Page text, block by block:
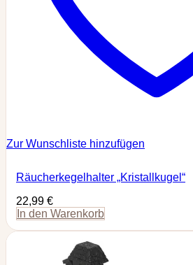
Zur Wunschliste hinzufügen
Räucherkegelhalter „Kristallkugel“
22,99 €
In den Warenkorb